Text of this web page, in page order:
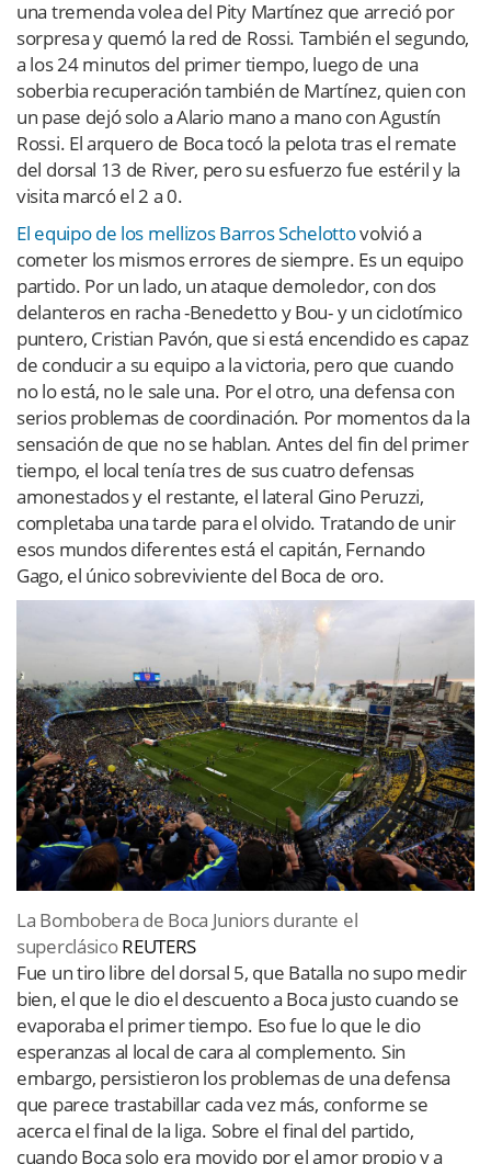
una tremenda volea del Pity Martínez que arreció por
sorpresa y quemó la red de Rossi. También el segundo,
a los 24 minutos del primer tiempo, luego de una
soberbia recuperación también de Martínez, quien con
un pase dejó solo a Alario mano a mano con Agustín
Rossi. El arquero de Boca tocó la pelota tras el remate
del dorsal 13 de River, pero su esfuerzo fue estéril y la
visita marcó el 2 a 0.
El equipo de los mellizos Barros Schelottovolvió a
cometer los mismos errores de siempre. Es un equipo
partido. Por un lado, un ataque demoledor, con dos
delanteros en racha -Benedetto y Bou- y un ciclotímico
puntero, Cristian Pavón, que si está encendido es capaz
de conducir a su equipo a la victoria, pero que cuando
no lo está, no le sale una. Por el otro, una defensa con
serios problemas de coordinación. Por momentos da la
sensación de que no se hablan. Antes del fin del primer
tiempo, el local tenía tres de sus cuatro defensas
amonestados y el restante, el lateral Gino Peruzzi,
completaba una tarde para el olvido. Tratando de unir
esos mundos diferentes está el capitán, Fernando
Gago, el único sobreviviente del Boca de oro.
La Bombobera de Boca Juniors durante el
superclásicoREUTERS
Fue un tiro libre del dorsal 5, que Batalla no supo medir
bien, el que le dio el descuento a Boca justo cuando se
evaporaba el primer tiempo. Eso fue lo que le dio
esperanzas al local de cara al complemento. Sin
embargo, persistieron los problemas de una defensa
que parece trastabillar cada vez más, conforme se
acerca el final de la liga. Sobre el final del partido,
cuando Boca solo era movido por el amor propio y a